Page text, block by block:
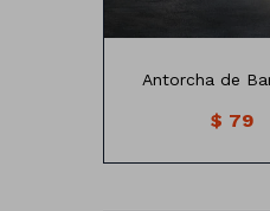
Antorcha de
$ 79